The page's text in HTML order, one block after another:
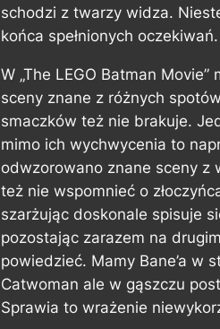
schodzi z twarzy widza.
końca spełnionych oczekiwań.
W „The LEGO Batman
sceny znane z różnych
smaczków też nie brakuje.
mimo ich wychwycenia to
odwzorowano znane sceny z
też nie wspomnieć o
szarżując doskonale spisuje
pozostając zarazem na
powiedzieć. Mamy Bane’a w
Catwoman ale w gąszczu
Sprawia to wrażenie